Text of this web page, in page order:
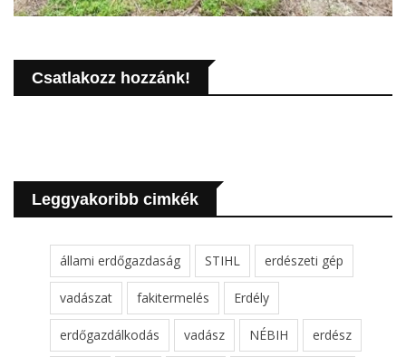
Csatlakozz hozzánk!
Leggyakoribb cimkék
állami erdőgazdaság STIHL erdészeti gép
vadászat fakitermelés Erdély
erdőgazdálkodás vadász NÉBIH erdész